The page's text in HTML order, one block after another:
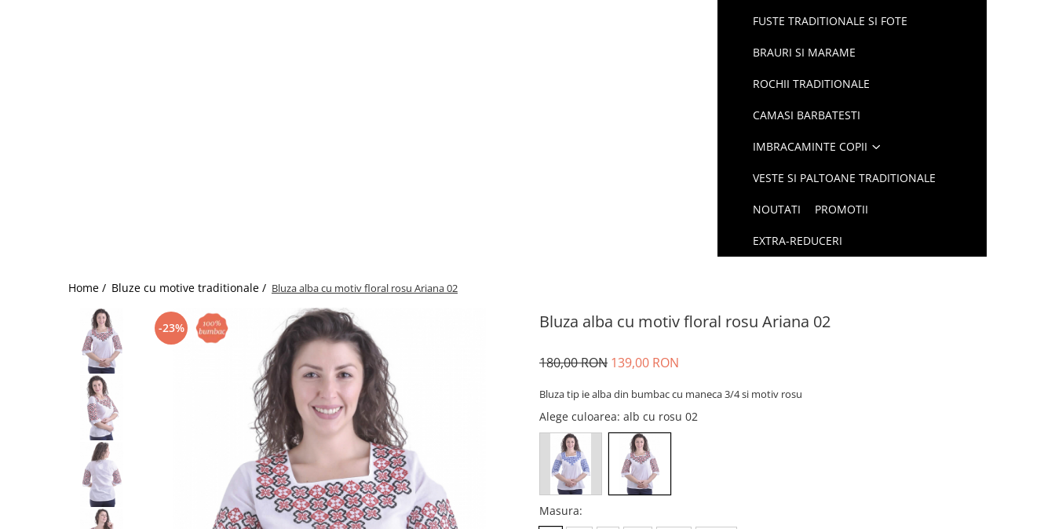
FUSTE TRADITIONALE SI FOTE
BRAURI SI MARAME
ROCHII TRADITIONALE
CAMASI BARBATESTI
IMBRACAMINTE COPII
VESTE SI PALTOANE TRADITIONALE
NOUTATI PROMOTII
EXTRA-REDUCERI
Home / Bluze cu motive traditionale / Bluza alba cu motiv floral rosu Ariana 02
Bluza alba cu motiv floral rosu Ariana 02
-23%
180,00 RON 139,00 RON
Bluza tip ie alba din bumbac cu maneca 3/4 si motiv rosu
Alege culoarea: alb cu rosu 02
Masura: